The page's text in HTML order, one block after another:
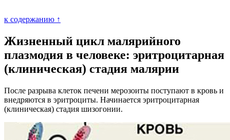
к содержанию ↑
Жизненный цикл малярийного
плазмодия в человеке: эритроцитарная
(клиническая) стадия малярии
После разрыва клеток печени мерозоиты поступают в кровь и
внедряются в эритроциты. Начинается эритроцитарная
(клиническая) стадия шизогонии.